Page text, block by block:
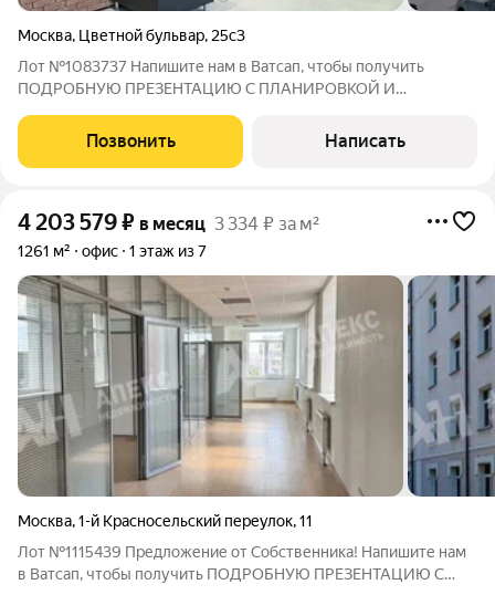
Москва, Цветной бульвар, 25с3
Лот №1083737 Напишите нам в Ватсап, чтобы получить
ПОДРОБНУЮ ПРЕЗЕНТАЦИЮ С ПЛАНИРОВКОЙ И
общей площадью 226 м, расположенный на третьем этаже
бизнес-центра класса В+ «Мосэнка II». Здание находится на
Позвонить Написать
4 203 579₽ в месяц 3 334 ₽ за м²
1261 м² офис 1 этаж из 7
Москва,1-й Красносельский переулок,11
Лот №1115439 Предложение от Собственника! Напишите нам
в Ватсап, чтобы получить ПОДРОБНУЮ ПРЕЗЕНТАЦИЮ С